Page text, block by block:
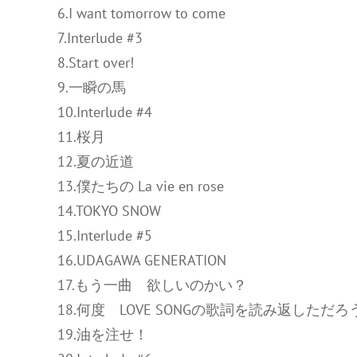
6.I want tomorrow to come
7.Interlude #3
8.Start over!
9.一瞬の馬
10.Interlude #4
11.桜月
12.夏の近道
13.僕たちの La vie en rose
14.TOKYO SNOW
15.Interlude #5
16.UDAGAWA GENERATION
17.もう一曲 欲しいのかい？
18.何度 LOVE SONGの歌詞を読み返しただろ
19.油を注せ！